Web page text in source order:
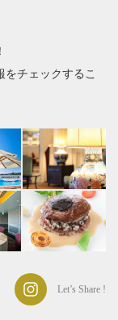
をチェックするこ
Let’s Share !